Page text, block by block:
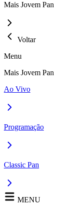
Mais Jovem Pan
Voltar
Menu
Mais Jovem Pan
Ao Vivo
Programação
Classic Pan
MENU